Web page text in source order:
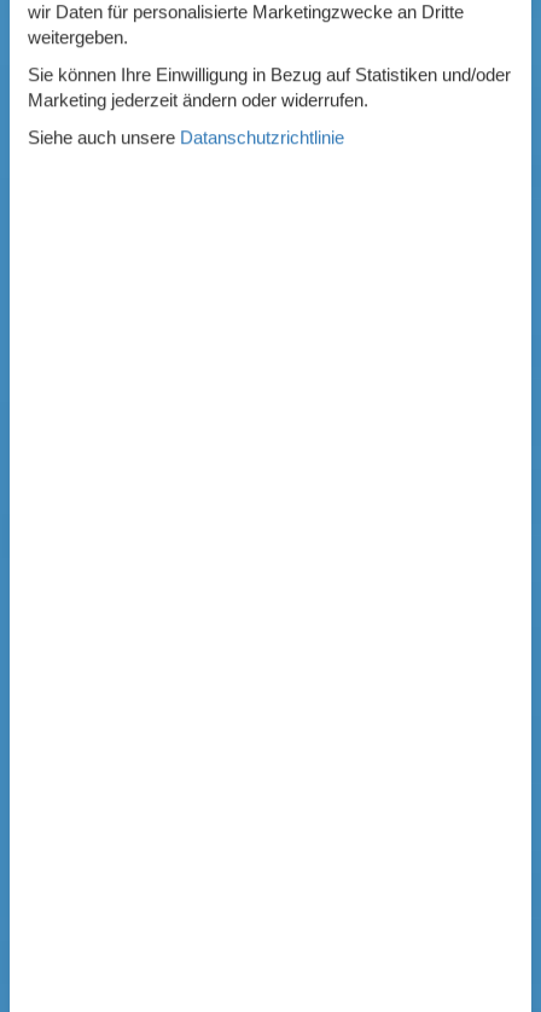
wir Daten für personalisierte Marketingzwecke an Dritte
weitergeben.
Sie können Ihre Einwilligung in Bezug auf Statistiken und/oder
Marketing jederzeit ändern oder widerrufen.
Siehe auch unsere Datanschutzrichtlinie